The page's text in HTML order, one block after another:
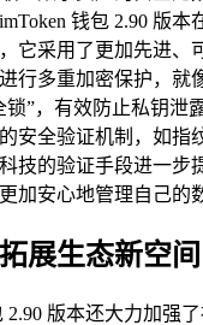
钱包 2.90 版本
它采用了更加先进、
行多重加密保护，就
锁”，有效防止私钥泄
安全验证机制，如指
技的验证手段进一步
加安心地管理自己的
展生态新空间
2.90 版本还大力加强